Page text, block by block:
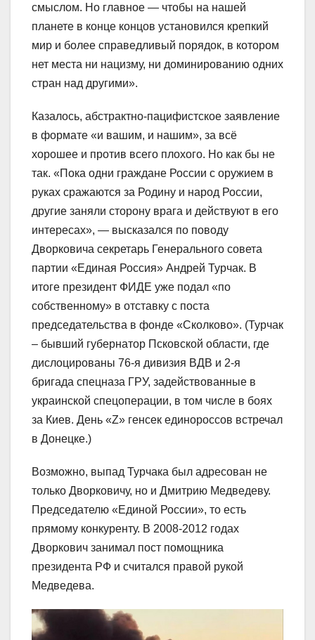
смыслом. Но главное — чтобы на нашей
планете в конце концов установился крепкий
мир и более справедливый порядок, в котором
нет места ни нацизму, ни доминированию одних
стран над другими».
Казалось, абстрактно-пацифистское заявление
в формате «и вашим, и нашим», за всё
хорошее и против всего плохого. Но как бы не
так. «Пока одни граждане России с оружием в
руках сражаются за Родину и народ России,
другие заняли сторону врага и действуют в его
интересах», — высказался по поводу
Дворковича секретарь Генерального совета
партии «Единая Россия» Андрей Турчак. В
итоге президент ФИДЕ уже подал «по
собственному» в отставку с поста
председательства в фонде «Сколково». (Турчак
– бывший губернатор Псковской области, где
дислоцированы 76-я дивизия ВДВ и 2-я
бригада спецназа ГРУ, задействованные в
украинской спецоперации, в том числе в боях
за Киев. День «Z» генсек единороссов встречал
в Донецке.)
Возможно, выпад Турчака был адресован не
только Дворковичу, но и Дмитрию Медведеву.
Председателю «Единой России», то есть
прямому конкуренту. В 2008-2012 годах
Дворкович занимал пост помощника
президента РФ и считался правой рукой
Медведева.